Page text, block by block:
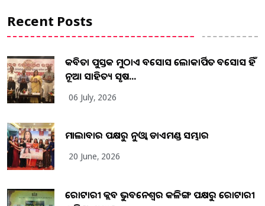
Recent Posts
କବିତା ପୁସ୍ତକ ମୁଠାଏ ଅବସୋସ ଲୋକାର୍ପିତ ଅବସୋସ ହିଁ
ନୂଆ ସାହିତ୍ୟ ସୃଷ...
06 July, 2026
ମାଲାବାର ପକ୍ଷରୁ ନୁଓ୍ବା ଡାଏମଣ୍ଡ ସମ୍ଭାର
20 June, 2026
ରୋଟାରୀ କ୍ଲବ ଭୁବନେଶ୍ୱର କଳିଙ୍ଗ ପକ୍ଷରୁ ରୋଟାରୀ